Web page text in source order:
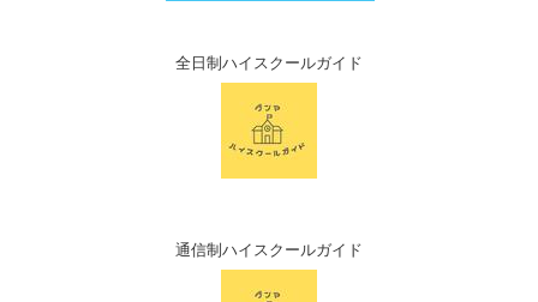
全日制ハイスクールガイド
通信制ハイスクールガイド